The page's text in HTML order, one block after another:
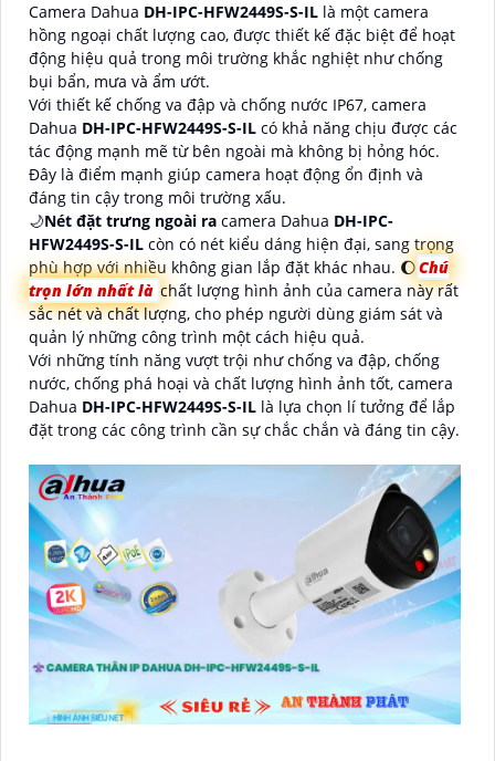
Camera Dahua DH-IPC-HFW2449S-S-IL là một camera
hồng ngoại chất lượng cao, được thiết kế đặc biệt để hoạt
động hiệu quả trong môi trường khắc nghiệt như chống
bụi bẩn, mưa và ẩm ướt.
Với thiết kế chống va đập và chống nước IP67, camera
Dahua DH-IPC-HFW2449S-S-IL có khả năng chịu được các
tác động mạnh mẽ từ bên ngoài mà không bị hỏng hóc.
Đây là điểm mạnh giúp camera hoạt động ổn định và
đáng tin cậy trong môi trường xấu.
🌙Nét đặt trưng ngoài ra camera Dahua DH-IPC-
HFW2449S-S-IL còn có nét kiểu dáng hiện đại, sang trọng
phù hợp với nhiều không gian lắp đặt khác nhau. 🌔Chú
trọn lớn nhất là chất lượng hình ảnh của camera này rất
sắc nét và chất lượng, cho phép người dùng giám sát và
quản lý những công trình một cách hiệu quả.
Với những tính năng vượt trội như chống va đập, chống
nước, chống phá hoại và chất lượng hình ảnh tốt, camera
Dahua DH-IPC-HFW2449S-S-IL là lựa chọn lí tưởng để lắp
đặt trong các công trình cần sự chắc chắn và đáng tin cậy.